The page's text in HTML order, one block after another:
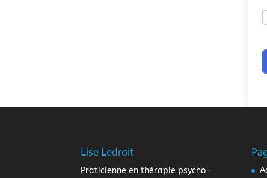
Lise Ledroit
Praticienne en thérapie psycho-